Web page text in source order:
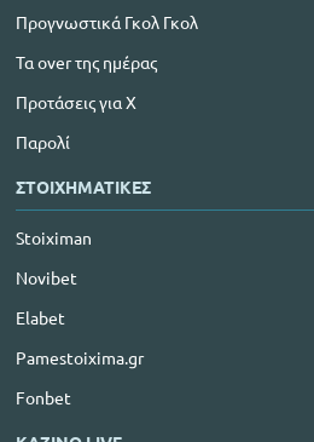
Προγνωστικά Γκολ Γκολ
Τα over της ημέρας
Προτάσεις για Χ
Παρολί
ΣΤΟΙΧΗΜΑΤΙΚΕΣ
Stoiximan
Novibet
Elabet
Pamestoixima.gr
Fonbet